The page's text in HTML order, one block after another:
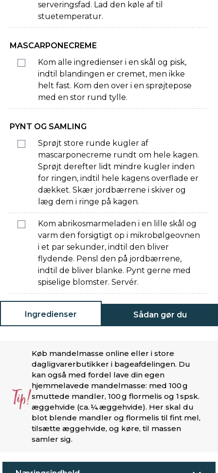
serveringsfad. Lad den køle af til
stuetemperatur.
MASCARPONECREME
Kom alle ingredienser i en skål og pisk,
indtil blandingen er cremet, men ikke
helt fast. Kom den over i en sprøjtepose
med en stor rund tylle.
PYNT OG SAMLING
Sprøjt store runde kugler af
mascarponecreme rundt om hele kagen.
Sprøjt derefter lidt mindre kugler inden
for ringen, indtil hele kagens overflade er
dækket. Skær jordbærrene i skiver og
læg dem i ringe på kagen.
Kom abrikosmarmeladen i en lille skål og
varm den forsigtigt op i mikrobølgeovnen
i et par sekunder, indtil den bliver
flydende. Pensl den på jordbærrene,
indtil de bliver blanke. Pynt gerne med
spiselige blomster. Servér.
Ingredienser Sådan gør du
Tip!
Køb mandelmasse online eller i store
dagligvarerbutikker i bageafdelingen. Du
kan også med fordel lave din egen
hjemmelavede mandelmasse: med 100 g
smuttede mandler, 100 g flormelis og 1 spsk.
æggehvide (ca. ¼ æggehvide). Her skal du
blot blende mandler og flormelis til fint mel,
tilsætte æggehvide, og køre, til massen
samler sig.